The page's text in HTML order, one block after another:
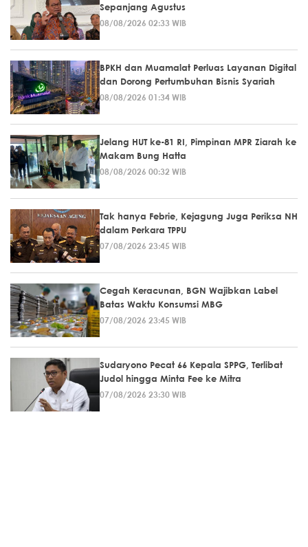
Sepanjang Agustus
08/08/2026 02:33 WIB
BPKH dan Muamalat Perluas Layanan Digital
dan Dorong Pertumbuhan Bisnis Syariah
08/08/2026 01:34 WIB
Jelang HUT ke-81 RI, Pimpinan MPR Ziarah ke
Makam Bung Hatta
08/08/2026 00:32 WIB
Tak hanya Febrie, Kejagung Juga Periksa NH
dalam Perkara TPPU
07/08/2026 23:45 WIB
Cegah Keracunan, BGN Wajibkan Label
Batas Waktu Konsumsi MBG
07/08/2026 23:45 WIB
Sudaryono Pecat 66 Kepala SPPG, Terlibat
Judol hingga Minta Fee ke Mitra
07/08/2026 23:30 WIB